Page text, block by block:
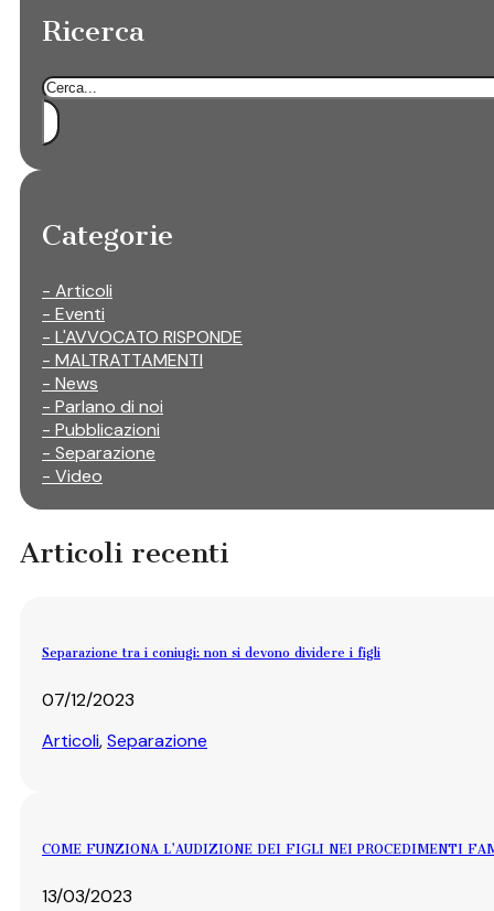
Ricerca
Cerca
Categorie
- Articoli
- Eventi
- L'AVVOCATO RISPONDE
- MALTRATTAMENTI
- News
- Parlano di noi
- Pubblicazioni
- Separazione
- Video
Articoli recenti
Separazione tra i coniugi: non si devono dividere i figli
07/12/2023
Articoli,Separazione
COME FUNZIONA L’AUDIZIONE DEI FIGLI NEI PROCEDIMENTI
13/03/2023